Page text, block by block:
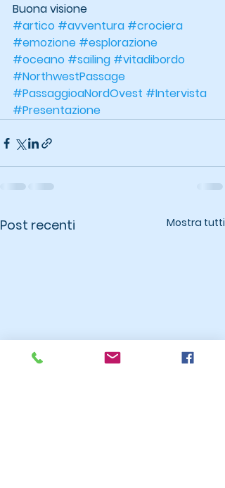
Buona visione
#artico #avventura #crociera
#emozione #esplorazione
#oceano #sailing #vitadibordo
#NorthwestPassage
#PassaggioaNordOvest #Intervista
#Presentazione
Post recenti Mostra tutti